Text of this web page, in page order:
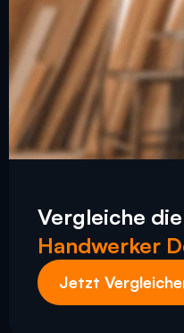
Vergleiche
Handwerker
Jetzt